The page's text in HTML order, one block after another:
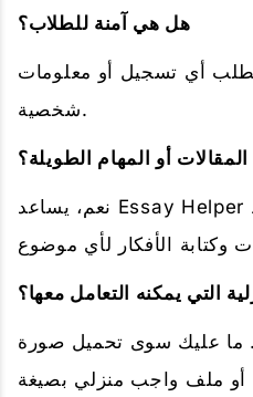
هل هي آمنة للطلاب؟
أي تسجيل أو معلومات
شخصية.
أو المهام الطويلة؟
نعم، يساعد Essay Helper المدمج في إنشاء الخطوط
التي يمكنه التعامل معها؟
ما عليك سوى تحميل صورة
أو ملف واجب منزلي بصيغة PDF والحصول على شرح